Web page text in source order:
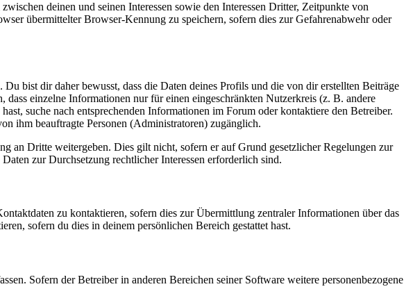
deinen und seinen Interessen sowie den Interessen Dritter, Zeitpunkte von
übermittelter Browser-Kennung zu speichern, sofern dies zur Gefahrenabwehr oder
bist dir daher bewusst, dass die Daten deines Profils und die von dir erstellten Beiträge
einzelne Informationen nur für einen eingeschränkten Nutzerkreis (z. B. andere
suche nach entsprechenden Informationen im Forum oder kontaktiere den Betreiber.
ihm beauftragte Personen (Administratoren) zugänglich.
an Dritte weitergeben. Dies gilt nicht, sofern er auf Grund gesetzlicher Regelungen zur
zur Durchsetzung rechtlicher Interessen erforderlich sind.
zu kontaktieren, sofern dies zur Übermittlung zentraler Informationen über das
sofern du dies in deinem persönlichen Bereich gestattet hast.
Sofern der Betreiber in anderen Bereichen seiner Software weitere personenbezogene